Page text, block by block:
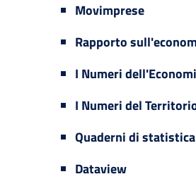
Movimprese
Rapporto
I Numeri
I Numeri del
Quaderni di statistica
Dataview